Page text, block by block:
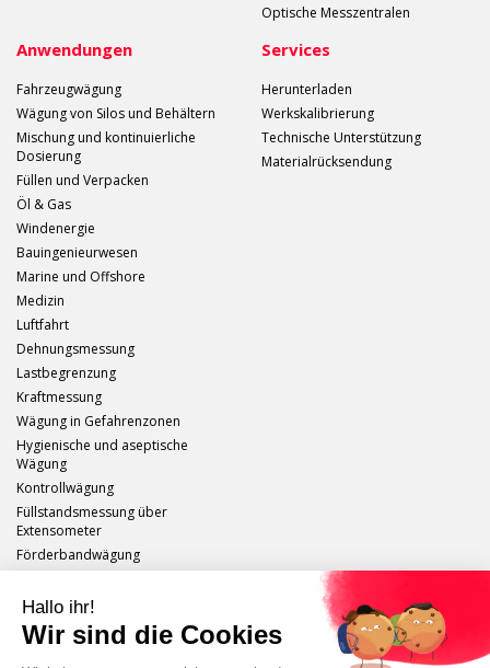
Optische Messzentralen
Anwendungen
Fahrzeugwägung
Wägung von Silos und Behältern
Mischung und kontinuierliche
Dosierung
Füllen und Verpacken
Öl & Gas
Windenergie
Bauingenieurwesen
Marine und Offshore
Medizin
Luftfahrt
Dehnungsmessung
Lastbegrenzung
Kraftmessung
Wägung in Gefahrenzonen
Hygienische und aseptische
Wägung
Kontrollwägung
Füllstandsmessung über
Extensometer
Förderbandwägung
Services
Herunterladen
Werkskalibrierung
Technische Unterstützung
Materialrücksendung